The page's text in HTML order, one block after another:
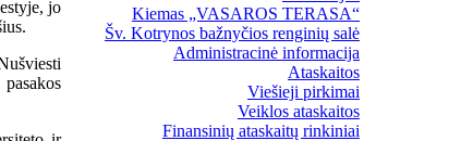
Kiemas „VASAROS TERASA“
Šv. Kotrynos bažnyčios renginių salė
Administracinė informacija
Ataskaitos
Viešieji pirkimai
Veiklos ataskaitos
Finansinių ataskaitų rinkiniai
jo